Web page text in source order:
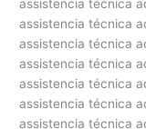
assistencia técnica
assistencia técnica
assistencia técnica
assistencia técnica
assistencia técnica
assistencia técnica
assistencia técnica